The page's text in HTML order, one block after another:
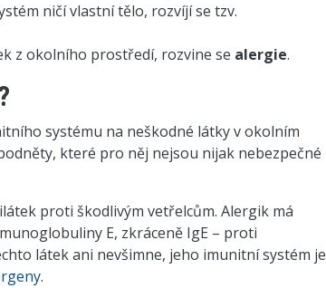
ničí vlastní tělo, rozvíjí se tzv.
z okolního prostředí, rozvine se alergie.
systému na neškodné látky v okolním
které pro něj nejsou nijak nebezpečné
proti škodlivým vetřelcům. Alergik má
E, zkráceně IgE – proti
látek ani nevšimne, jeho imunitní systém je
.